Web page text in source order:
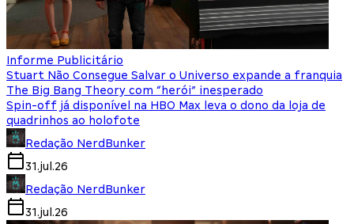
Informe Publicitário
Stuart Não Consegue Salvar o Universo expande a franquia
The Big Bang Theory com “herói” inesperado
Spin-off já disponível na HBO Max leva o dono da loja de
quadrinhos ao holofote
Redação NerdBunker
31.jul.26
Redação NerdBunker
31.jul.26